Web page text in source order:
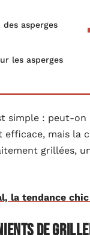
asperges
les asperges
simple : peut-
efficace, mais la
grillées,
la tendance
de